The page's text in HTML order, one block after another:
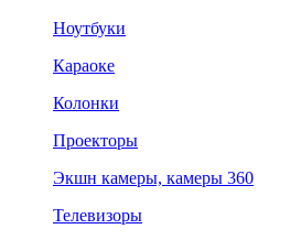
Ноутбуки
Караоке
Колонки
Проекторы
Экшн камеры, камеры 360
Телевизоры